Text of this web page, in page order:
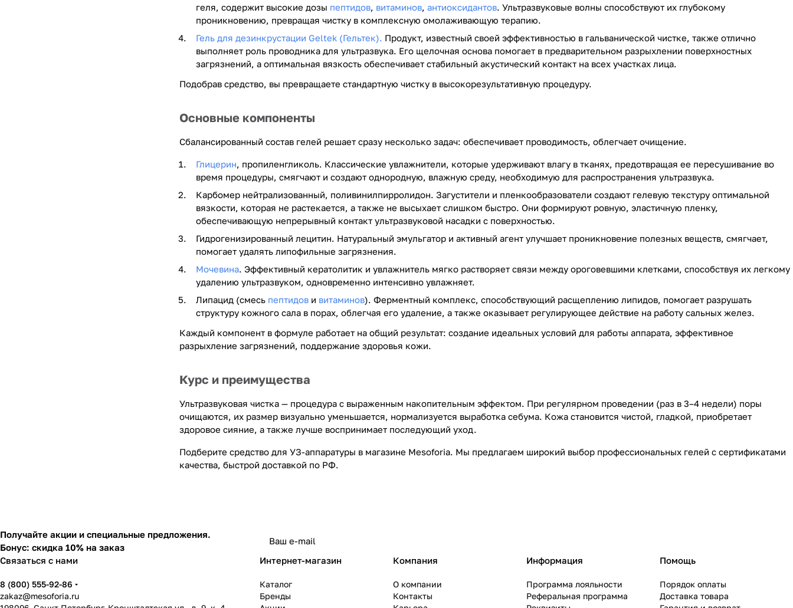
геля, содержит высокие дозы пептидов, витаминов, антиоксидантов. Ультразвуковые волны способствуют их глубокому
проникновению, превращая чистку в комплексную омолаживающую терапию.
Гель для дезинкрустации Geltek (Гельтек). Продукт, известный своей эффективностью в гальванической чистке, также отлично
выполняет роль проводника для ультразвука. Его щелочная основа помогает в предварительном разрыхлении поверхностных
загрязнений, а оптимальная вязкость обеспечивает стабильный акустический контакт на всех участках лица.
Подобрав средство, вы превращаете стандартную чистку в высокорезультативную процедуру.
Основные компоненты
Сбалансированный состав гелей решает сразу несколько задач: обеспечивает проводимость, облегчает очищение.
Глицерин, пропиленгликоль. Классические увлажнители, которые удерживают влагу в тканях, предотвращая ее пересушивание во
время процедуры, смягчают и создают однородную, влажную среду, необходимую для распространения ультразвука.
Карбомер нейтрализованный, поливинилпирролидон. Загустители и пленкообразователи создают гелевую текстуру оптимальной
вязкости, которая не растекается, а также не высыхает слишком быстро. Они формируют ровную, эластичную пленку,
обеспечивающую непрерывный контакт ультразвуковой насадки с поверхностью.
Гидрогенизированный лецитин. Натуральный эмульгатор и активный агент улучшает проникновение полезных веществ, смягчает,
помогает удалять липофильные загрязнения.
Мочевина. Эффективный кератолитик и увлажнитель мягко растворяет связи между ороговевшими клетками, способствуя их легкому
удалению ультразвуком, одновременно интенсивно увлажняет.
Липацид (смесь пептидов и витаминов). Ферментный комплекс, способствующий расщеплению липидов, помогает разрушать
структуру кожного сала в порах, облегчая его удаление, а также оказывает регулирующее действие на работу сальных желез.
Каждый компонент в формуле работает на общий результат: создание идеальных условий для работы аппарата, эффективное
разрыхление загрязнений, поддержание здоровья кожи.
Курс и преимущества
Ультразвуковая чистка — процедура с выраженным накопительным эффектом. При регулярном проведении (раз в 3–4 недели) поры
очищаются, их размер визуально уменьшается, нормализуется выработка себума. Кожа становится чистой, гладкой, приобретает
здоровое сияние, а также лучше воспринимает последующий уход.
Подберите средство для УЗ-аппаратуры в магазине Mesoforia. Мы предлагаем широкий выбор профессиональных гелей с сертификатами
качества, быстрой доставкой по РФ.
Получайте акции и специальные предложения.
Бонус: скидка 10% на заказ
Связаться с нами
8 (800) 555-92-86
zakaz@mesoforia.ru
Интернет-магазин
Каталог
Бренды
Компания
О компании
Контакты
Информация
Программа лояльности
Реферальная программа
Помощь
Порядок оплаты
Доставка товара